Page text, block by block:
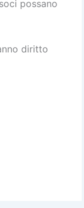
possano
diritto